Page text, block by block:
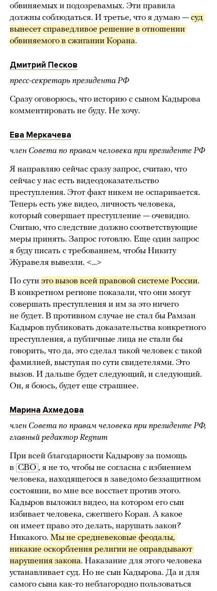
обвиняемых и подозревамых. Эти правила
должны соблюдаться. И третье, что я думаю — суд
вынесет справедливое решение в отношении
обвиняемого в сжигании Корана.
Дмитрий Песков
пресс-секретарь президента РФ
Сразу оговорюсь, что историю с сыном Кадырова
комментировать не буду. Не хочу.
Ева Меркачева
член Совета по правам человека при президенте РФ
Я направляю сейчас сразу запрос, считаю, что
сейчас у нас есть видеодоказательство
преступления. Этот факт никем не оспаривается.
Теперь есть уже видео, личность человека,
который совершает преступление — очевидно.
Считаю, что следствие должно соответствующие
меры принять. Запрос готовлю. Еще один запрос
я буду писать с требованием, чтобы Никиту
Журавеля вывезли. <…>
По сути это вызов всей правовой системе России.
В конкретном регионе показали, что они могут
совершать преступления и им за это ничего
не будет. В противном случае не стал бы Рамзан
Кадыров публиковать доказательства конкретного
преступления, а публичные лица не стали бы
говорить, что да, это сделал такой человек с такой
фамилией, выступая по сути свидетелями. Это
вызов. И дальше будет следующий, и следующий.
Он, я боюсь, будет еще страшнее.
Марина Ахмедова
член Совета по правам человека при президенте РФ,
главный редактор Regnum
При всей благодарности Кадырову за помощь
в СВО , я не то, чтобы не согласна с избиением
человека, находящегося в заведомо беззащитном
состоянии, во мне все восстает против этого.
Кадыров выложил видео, на котором его сын
избивает человека, сжегшего Коран. А какое
он имеет право это делать, нарушать закон?
Никакого. Мы не средневековые феодалы,
никакие оскорбления религии не оправдывают
нарушения закона. Наказание для этого человека
устанавливает суд. Но не сын Кадырова. Да и для
самого сына как-то неблагородно пользоваться